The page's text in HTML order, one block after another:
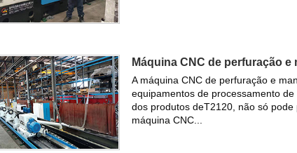
Máquina CNC de perfuração
A máquina CNC de perfuração e
equipamentos de processamento
dos produtos deT2120, não só
máquina CNC...